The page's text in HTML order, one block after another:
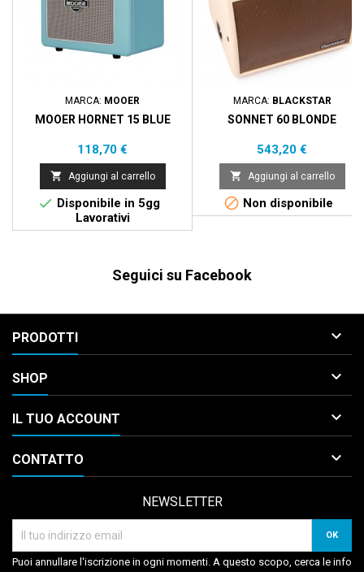
MARCA: MOOER
MOOER HORNET 15 BLUE
Prezzo
118,70 €
 Aggiungi al carrello
 Disponibile in 5gg
Lavorativi
MARCA: BLACKSTAR
SONNET 60 BLONDE
Prezzo
543,20 €
 Aggiungi al carrello
 Non disponibile
Seguici su Facebook
PRODOTTI 
SHOP 
IL TUO ACCOUNT 
CONTATTO 
NEWSLETTER
Puoi annullare l'iscrizione in ogni momenti. A questo scopo, cerca le info